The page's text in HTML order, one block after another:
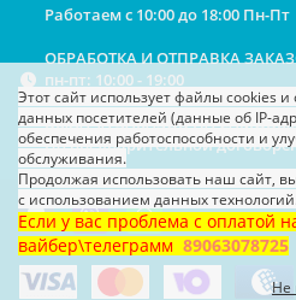
Этот сайт использует файлы cookies и
данных посетителей (данные об IP-
обеспечения работоспособности и
обслуживания.
Продолжая использовать наш сайт,
с использованием данных технологий.
Если у вас проблема с оплатой
вайбер\телеграмм 89063078725
Не
Работаем с 10:00 до 18:00 Пн-Пт
ОБРАБОТКА И ОТПРАВКА
пн-пт: 10:00 - 19:00
ВЫДАЧА ЗАКАЗОВ НА
По предварительной